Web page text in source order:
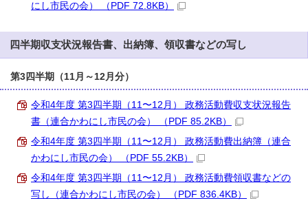
にし市民の会） （PDF 72.8KB）
四半期収支状況報告書、出納簿、領収書などの写し
第3四半期（11月～12月分）
令和4年度 第3四半期（11〜12月） 政務活動費収支状況報告
書（連合かわにし市民の会） （PDF 85.2KB）
令和4年度 第3四半期（11〜12月） 政務活動費出納簿（連合
かわにし市民の会） （PDF 55.2KB）
令和4年度 第3四半期（11〜12月） 政務活動費領収書などの
写し（連合かわにし市民の会） （PDF 836.4KB）